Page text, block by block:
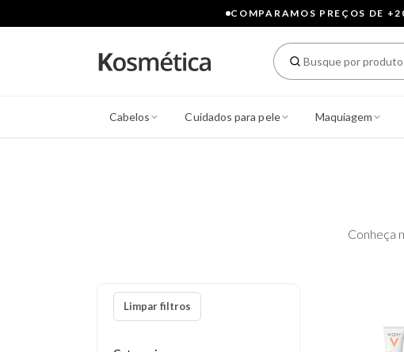
COMPARAMOS PREÇOS DE
Cabelos Cuidados para pele Maquiagem
Conheça
Limpar filtros